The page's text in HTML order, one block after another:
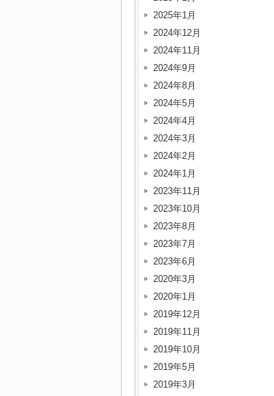
2025年1月
2024年12月
2024年11月
2024年9月
2024年8月
2024年5月
2024年4月
2024年3月
2024年2月
2024年1月
2023年11月
2023年10月
2023年8月
2023年7月
2023年6月
2020年3月
2020年1月
2019年12月
2019年11月
2019年10月
2019年5月
2019年3月